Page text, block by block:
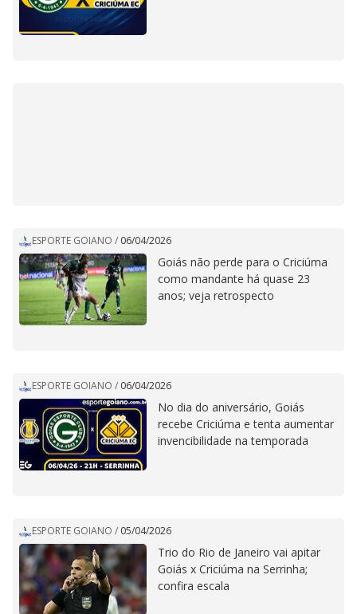
ESPORTE GOIANO / 06/04/2026
Goiás não perde para o Criciúma
como mandante há quase 23
anos; veja retrospecto
ESPORTE GOIANO / 06/04/2026
No dia do aniversário, Goiás
recebe Criciúma e tenta aumentar
invencibilidade na temporada
ESPORTE GOIANO / 05/04/2026
Trio do Rio de Janeiro vai apitar
Goiás x Criciúma na Serrinha;
confira escala